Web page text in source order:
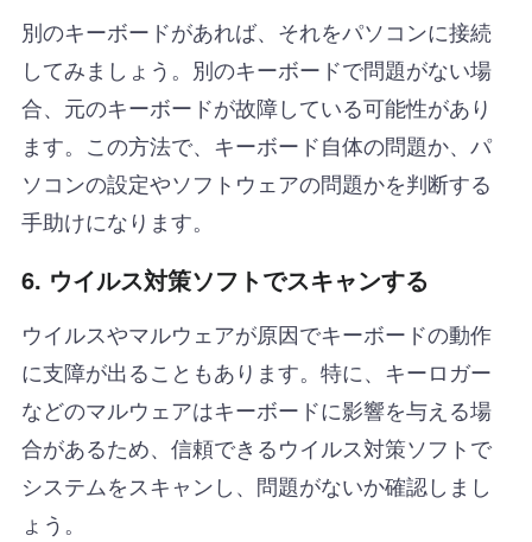
別のキーボードがあれば、それをパソコンに接続
してみましょう。別のキーボードで問題がない場
合、元のキーボードが故障している可能性があり
ます。この方法で、キーボード自体の問題か、パ
ソコンの設定やソフトウェアの問題かを判断する
手助けになります。
6. ウイルス対策ソフトでスキャンする
ウイルスやマルウェアが原因でキーボードの動作
に支障が出ることもあります。特に、キーロガー
などのマルウェアはキーボードに影響を与える場
合があるため、信頼できるウイルス対策ソフトで
システムをスキャンし、問題がないか確認しまし
ょう。